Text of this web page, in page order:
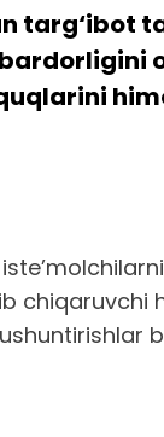
targ‘ibot
chiqaruvchi